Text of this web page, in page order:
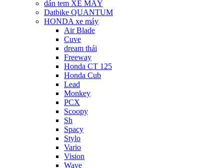
dán tem XE MÁY
Datbike QUANTUM
HONDA xe máy
Air Blade
Cuve
dream thái
Freeway
Honda CT 125
Honda Cub
Lead
Monkey
PCX
Scoopy
Sh
Spacy
Stylo
Vario
Vision
Wave